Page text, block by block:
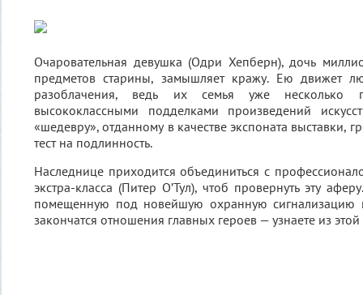
Очаровательная девушка (Одри Хепберн), дочь
предметов старины, замышляет кражу. Ею движет
разоблачения, ведь их семья уже несколько
высококлассными подделками произведений
«шедевру», отданному в качестве экспоната выставки,
тест на подлинность.
Наследнице приходится объединиться с
экстра-класса (Питер О’Тул), чтоб провернуть эту
помещенную под новейшую охранную сигнализацию
закончатся отношения главных героев — узнаете из